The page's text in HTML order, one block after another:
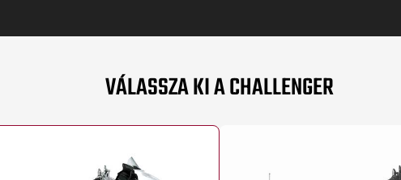
VÁLASSZA KI A CHALLENGER